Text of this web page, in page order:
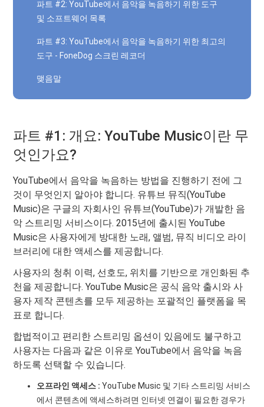
파트 #2: YouTube에서 음악을 녹음하기 위한 도구
및 소프트웨어 목록
파트 #3: YouTube에서 음악을 녹음하기 위한 최고의
도구 - FoneDog 스크린 레코더
맺음말
파트 #1: 개요: YouTube Music이란 무
엇인가요?
YouTube에서 음악을 녹음하는 방법을 진행하기 전에 그
것이 무엇인지 알아야 합니다. 유튜브 뮤직(YouTube
Music)은 구글의 자회사인 유튜브(YouTube)가 개발한 음
악 스트리밍 서비스이다. 2015년에 출시된 YouTube
Music은 사용자에게 방대한 노래, 앨범, 뮤직 비디오 라이
브러리에 대한 액세스를 제공합니다.
사용자의 청취 이력, 선호도, 위치를 기반으로 개인화된 추
천을 제공합니다. YouTube Music은 공식 음악 출시와 사
용자 제작 콘텐츠를 모두 제공하는 포괄적인 플랫폼을 목
표로 합니다.
합법적이고 편리한 스트리밍 옵션이 있음에도 불구하고
사용자는 다음과 같은 이유로 YouTube에서 음악을 녹음
하도록 선택할 수 있습니다.
오프라인 액세스 : YouTube Music 및 기타 스트리밍 서비스
에서 콘텐츠에 액세스하려면 인터넷 연결이 필요한 경우가